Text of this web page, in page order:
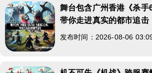
舞台包含广州香港《杀手
带你走进真实的都市追击
发布时间：2026-08-06